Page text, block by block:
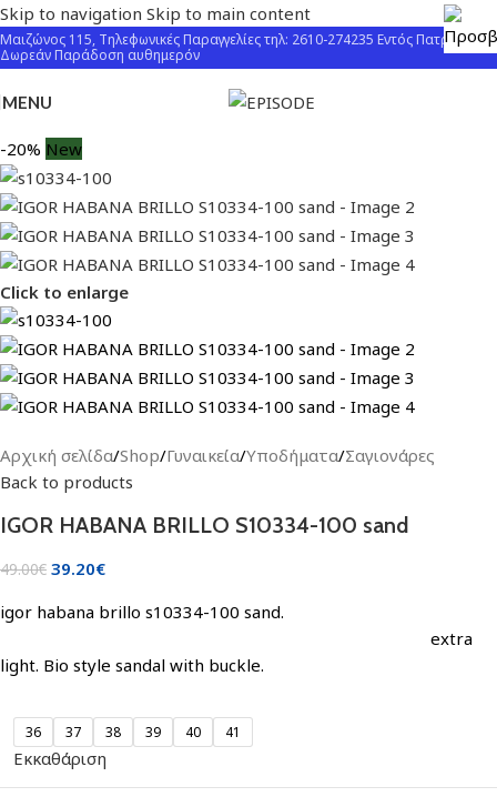
Skip to navigation Skip to main content
Μαιζώνος 115, Τηλεφωνικές Παραγγελίες τηλ: 2610-274235 Εντός Πατρών
Δωρεάν Παράδοση αυθημερόν
MENU
-20% New
Click to enlarge
Αρχική σελίδα/Shop/Γυναικεία/Υποδήματα/Σαγιονάρες
Back to products
IGOR HABANA BRILLO S10334-100 sand
49.00€ 39.20€
igor habana brillo s10334-100 sand.
extra
light. Bio style sandal with buckle.
36 37 38 39 40 41
Εκκαθάριση